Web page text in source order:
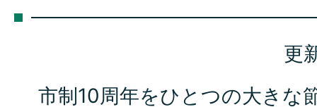
更
市制10周年をひとつの大きな